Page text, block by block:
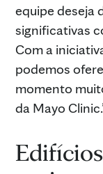
equipe deseja
significativas
Com a
podemos
momento
da Mayo